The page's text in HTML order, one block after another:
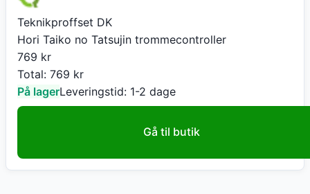
Teknikproffset DK
Hori Taiko no Tatsujin trommecontroller
769 kr
Total: 769 kr
På lagerLeveringstid: 1-2 dage
Gå til butik